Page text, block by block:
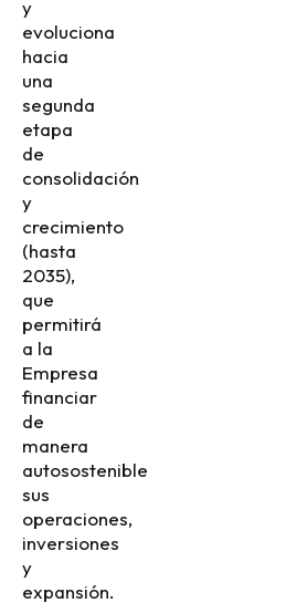
y
evoluciona
hacia
una
segunda
etapa
de
consolidación
y
crecimiento
(hasta
2035),
que
permitirá
a la
Empresa
financiar
de
manera
autosostenible
sus
operaciones,
inversiones
y
expansión.